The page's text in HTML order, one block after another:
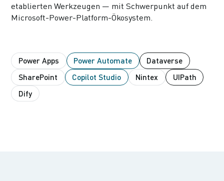
etablierten Werkzeugen — mit Schwerpunkt auf dem
Microsoft-Power-Platform-Ökosystem.
Power Apps Power Automate
Dataverse
SharePoint
Copilot Studio Nintex
UIPath
Dify